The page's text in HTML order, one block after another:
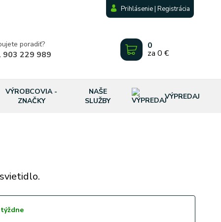
Prihlásenie | Registrácia
poradiť?
903 229 989
0
za 0 €
VÝROBCOVIA -
ZNAČKY
NAŠE
SLUŽBY
VÝPREDAJ